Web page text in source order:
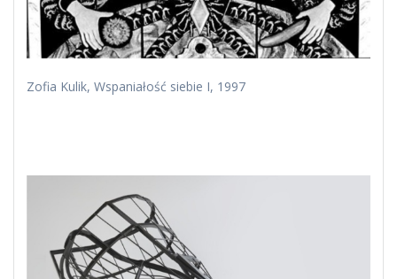
Zofia Kulik, Wspaniałość siebie I, 1997